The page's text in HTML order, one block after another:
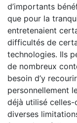
d’importants
que pour la
entretenaient
difficultés de
technologies. Ils
de nombreux
besoin d’y
personnellement
déjà utilisé
diverses